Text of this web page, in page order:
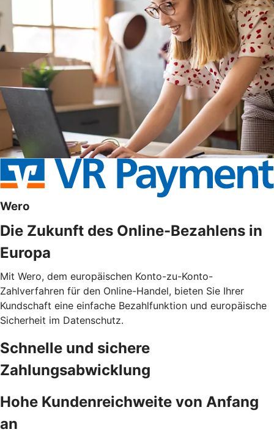
Wero
Die Zukunft des Online-Bezahlens in
Europa
Mit Wero, dem europäischen Konto-zu-Konto-
Zahlverfahren für den Online-Handel, bieten Sie Ihrer
Kundschaft eine einfache Bezahlfunktion und europäische
Sicherheit im Datenschutz.
Schnelle und sichere
Zahlungsabwicklung
Hohe Kundenreichweite von Anfang
an